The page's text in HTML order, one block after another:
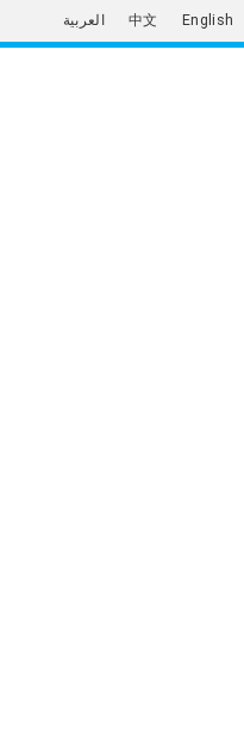
العربية 中文 English